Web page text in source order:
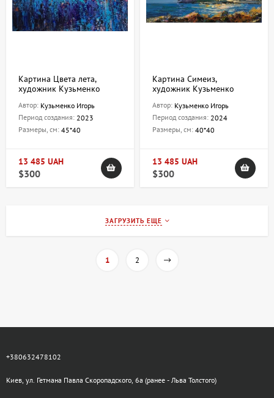
Картина Цвета лета,
художник Кузьменко
Автор: Кузьменко Игорь
Период создания: 2023
Размеры, см: 45*40
13 485 UAH
$300
Картина Симеиз,
художник Кузьменко
Автор: Кузьменко Игорь
Период создания: 2024
Размеры, см: 40*40
13 485 UAH
$300
ЗАГРУЗИТЬ ЕЩЕ
1 2
+380632478102
Киев, ул. Гетмана Павла Скоропадского, 6а (ранее - Льва Толстого)